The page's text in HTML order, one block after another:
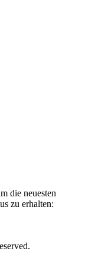
die neuesten
zu erhalten: